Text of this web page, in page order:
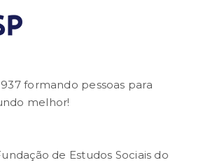
formando pessoas para
melhor!
de Estudos Sociais do